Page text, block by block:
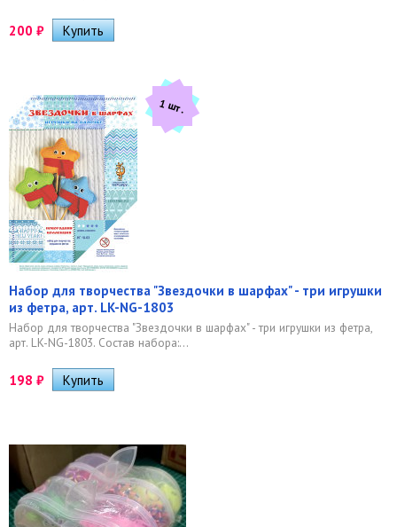
200 ₽
1 шт.
Набор для творчества "Звездочки в шарфах" - три игрушки
из фетра, арт. LK-NG-1803
Набор для творчества "Звездочки в шарфах" - три игрушки из фетра,
арт. LK-NG-1803. Состав набора:...
198 ₽